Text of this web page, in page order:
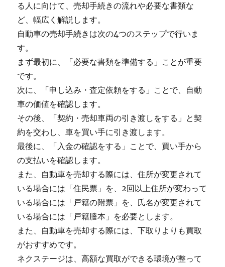
る人に向けて、売却手続きの流れや必要な書類な
ど、幅広く解説します。
自動車の売却手続きは次の4つのステップで行いま
す。
まず最初に、「必要な書類を準備する」ことが重要
です。
次に、「申し込み・査定依頼をする」ことで、自動
車の価値を確認します。
その後、「契約・売却車両の引き渡しをする」と契
約を交わし、車を買い手に引き渡します。
最後に、「入金の確認をする」ことで、買い手から
の支払いを確認します。
また、自動車を売却する際には、住所が変更されて
いる場合には「住民票」を、2回以上住所が変わって
いる場合には「戸籍の附票」を、氏名が変更されて
いる場合には「戸籍謄本」を必要とします。
また、自動車を売却する際には、下取りよりも買取
がおすすめです。
ネクステージは、高額な買取ができる環境が整って